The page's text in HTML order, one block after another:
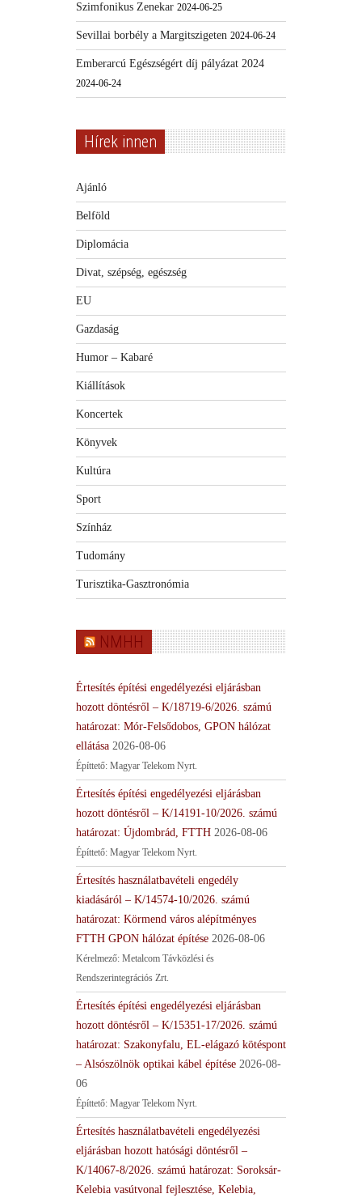
Szimfonikus Zenekar 2024-06-25
Sevillai borbély a Margitszigeten 2024-06-24
Emberarcú Egészségért díj pályázat 2024
2024-06-24
Hírek innen
Ajánló
Belföld
Diplomácia
Divat, szépség, egészség
EU
Gazdaság
Humor – Kabaré
Kiállítások
Koncertek
Könyvek
Kultúra
Sport
Színház
Tudomány
Turisztika-Gasztronómia
NMHH
Értesítés építési engedélyezési eljárásban
hozott döntésről – K/18719-6/2026. számú
határozat: Mór-Felsődobos, GPON hálózat
ellátása 2026-08-06
Építtető: Magyar Telekom Nyrt.
Értesítés építési engedélyezési eljárásban
hozott döntésről – K/14191-10/2026. számú
határozat: Újdombrád, FTTH 2026-08-06
Építtető: Magyar Telekom Nyrt.
Értesítés használatbavételi engedély
kiadásáról – K/14574-10/2026. számú
határozat: Körmend város alépítményes
FTTH GPON hálózat építése 2026-08-06
Kérelmező: Metalcom Távközlési és
Rendszerintegrációs Zrt.
Értesítés építési engedélyezési eljárásban
hozott döntésről – K/15351-17/2026. számú
határozat: Szakonyfalu, EL-elágazó kötéspont
– Alsószölnök optikai kábel építése 2026-08-
06
Építtető: Magyar Telekom Nyrt.
Értesítés használatbavételi engedélyezési
eljárásban hozott hatósági döntésről –
K/14067-8/2026. számú határozat: Soroksár-
Kelebia vasútvonal fejlesztése, Kelebia,